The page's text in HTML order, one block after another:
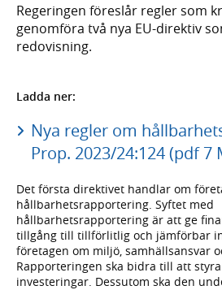
Regeringen föreslår regler som
genomföra två nya EU-direktiv
redovisning.
Ladda ner:
Nya regler om
Prop. 2023/24:124 (pdf 7
Det första direktivet handlar om
hållbarhetsrapportering. Syftet med
hållbarhetsrapportering är att ge
tillgång till tillförlitlig och jämförbar
företagen om miljö, samhällsansvar
Rapporteringen ska bidra till att
investeringar. Dessutom ska den